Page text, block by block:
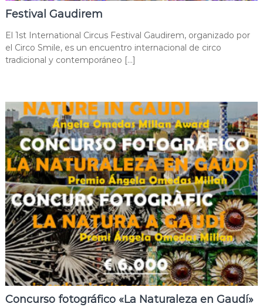
Festival Gaudirem
El 1st International Circus Festival Gaudirem, organizado por
el Circo Smile, es un encuentro internacional de circo
tradicional y contemporáneo […]
Concurso fotográfico «La Naturaleza en Gaudí»